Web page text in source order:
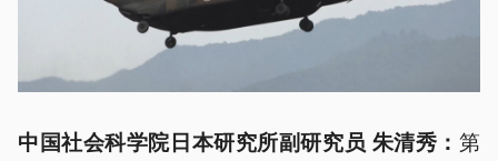
中国社会科学院日本研究所副研究员 朱清秀： 第